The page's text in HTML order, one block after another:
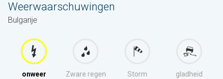
Weerwaarschuwingen
Bulgarije
onweer Zware regen Storm gladheid